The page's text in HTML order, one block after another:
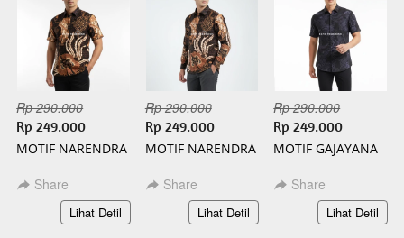
Rp 290.000
Rp 249.000
MOTIF NARENDRA
SLIMFIT
Share
`Lihat Detil
Rp 290.000
Rp 249.000
MOTIF NARENDRA
SLIMFIT
Share
`
Lihat Detil
Rp 290.000
Rp 249.000
MOTIF GAJAYANA
SLIMFIT
Share
`Lihat Detil